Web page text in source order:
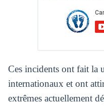
Ces incidents ont fait la
internationaux et ont
extrêmes actuellement